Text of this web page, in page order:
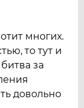
многих.
то тут и
за
довольно